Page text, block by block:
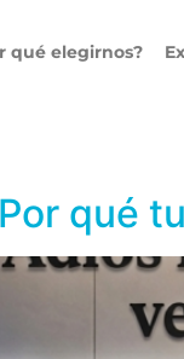
qué elegirnos?
qué